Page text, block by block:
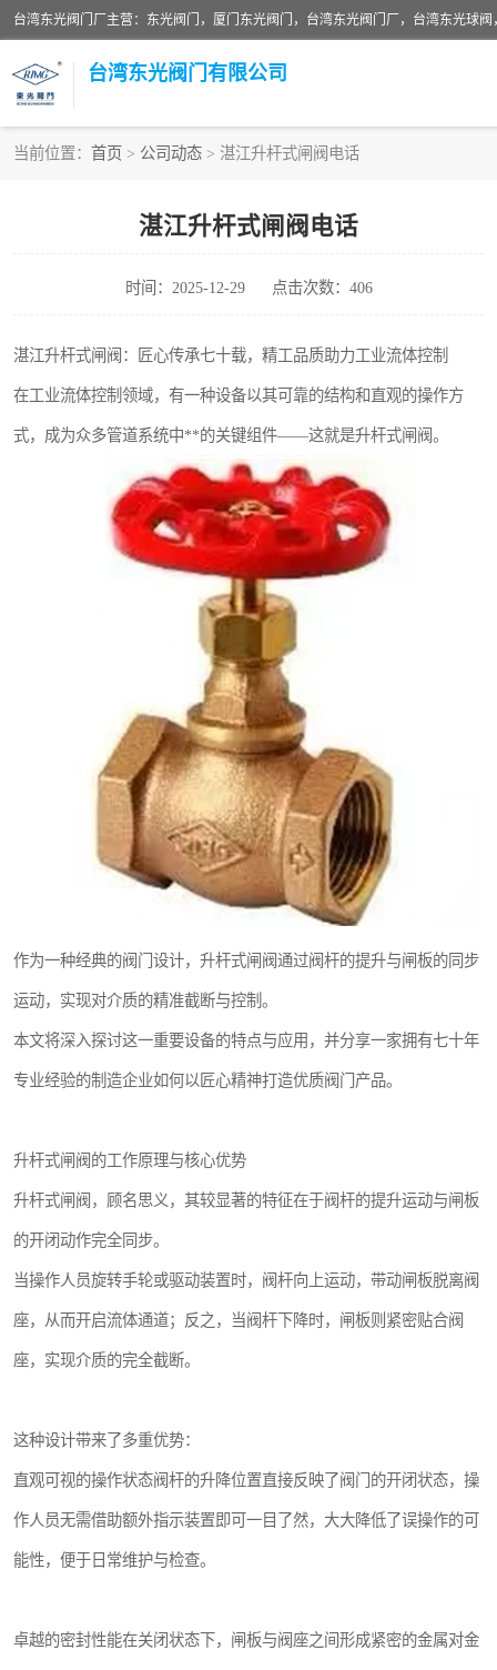
台湾东光阀门厂主营：东光阀门，厦门东光阀门，台湾东光阀门厂，台湾东光球
台湾东光阀门有限公司
当前位置： 首页 > 公司动态 > 湛江升杆式闸阀电话
湛江升杆式闸阀电话
时间：2025-12-29 点击次数：406
湛江升杆式闸阀：匠心传承七十载，精工品质助力工业流体控制
在工业流体控制领域，有一种设备以其可靠的结构和直观的操作方
式，成为众多管道系统中**的关键组件——这就是升杆式闸阀。
作为一种经典的阀门设计，升杆式闸阀通过阀杆的提升与闸板的同步
运动，实现对介质的精准截断与控制。
本文将深入探讨这一重要设备的特点与应用，并分享一家拥有七十年
专业经验的制造企业如何以匠心精神打造优质阀门产品。
升杆式闸阀的工作原理与核心优势
升杆式闸阀，顾名思义，其较显著的特征在于阀杆的提升运动与闸板
的开闭动作完全同步。
当操作人员旋转手轮或驱动装置时，阀杆向上运动，带动闸板脱离阀
座，从而开启流体通道；反之，当阀杆下降时，闸板则紧密贴合阀
座，实现介质的完全截断。
这种设计带来了多重优势：
直观可视的操作状态阀杆的升降位置直接反映了阀门的开闭状态，操
作人员无需借助额外指示装置即可一目了然，大大降低了误操作的可
能性，便于日常维护与检查。
卓越的密封性能在关闭状态下，闸板与阀座之间形成紧密的金属对金
东光升杆式闸阀
台湾东光水利控制阀
东光Y型过滤器